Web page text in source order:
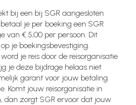
bij een bij SGR aangesloten
je per boeking een SGR
van € 5,00 per persoon. Dit
je boekingsbevestiging.
je reis door de reisorganisatie
je deze bijdrage helaas niet
garant voor jouw betaling
Komt jouw reisorganisatie in
dan zorgt SGR ervoor dat jouw